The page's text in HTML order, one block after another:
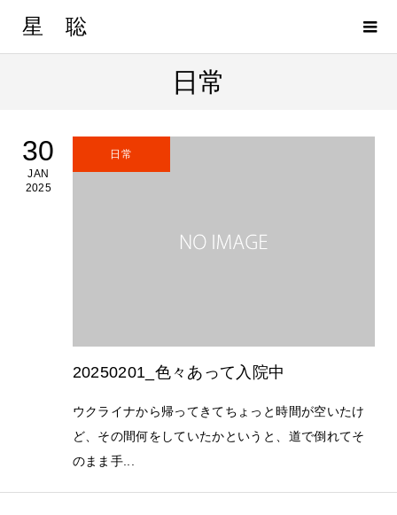
星 聡
日常
30
JAN
2025
日常
20250201_色々あって入院中
ウクライナから帰ってきてちょっと時間が空いたけ
ど、その間何をしていたかというと、道で倒れてそ
のまま手...